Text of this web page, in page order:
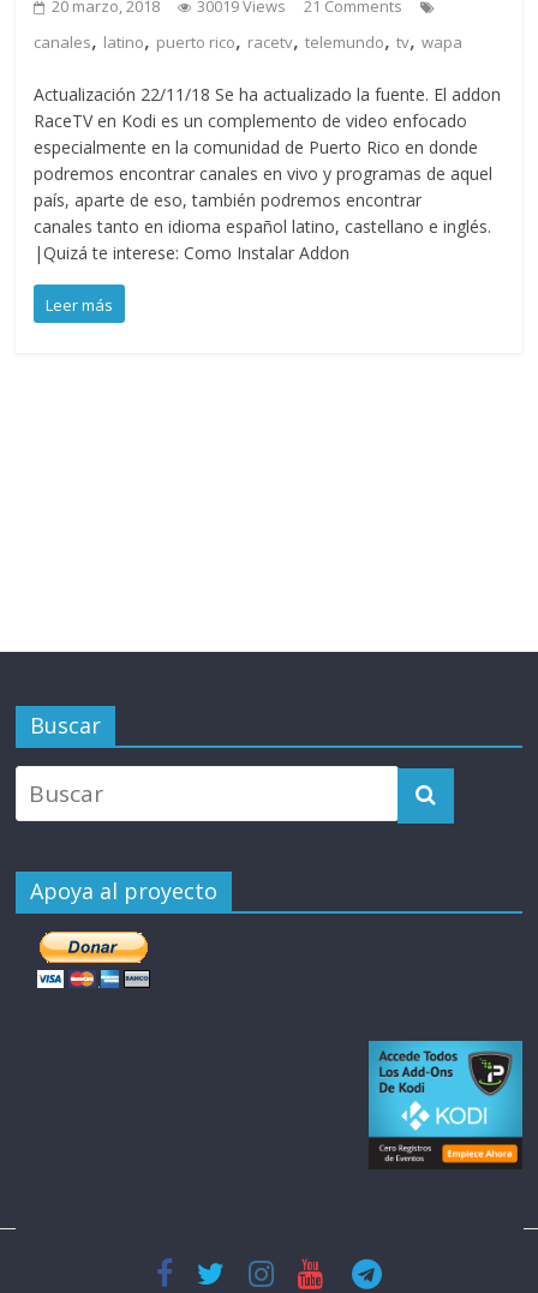
20 marzo, 2018 30019 Views
21 Comments
canales, latino, puerto rico, racetv,telemundo,tv,wapa
Actualización 22/11/18 Se ha actualizado la fuente. El addon
RaceTV en Kodi es un complemento de video enfocado
especialmente en la comunidad de Puerto Rico en donde
podremos encontrar canales en vivo y programas de aquel
país, aparte de eso, también podremos encontrar
canales tanto en idioma español latino, castellano e inglés.
|Quizá te interese: Como Instalar Addon
Leer más
Buscar
Apoya al proyecto